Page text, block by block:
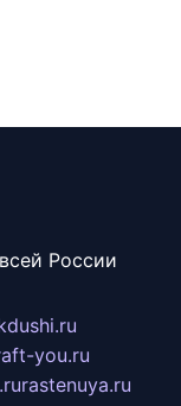
России
you.ru
rastenuya.ru